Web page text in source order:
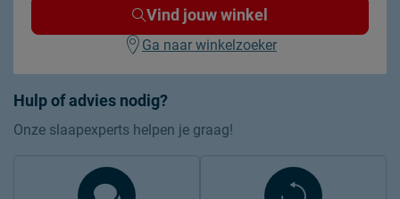
2 jaar garantie volgens CBW
voorwaarden
Hulp of advies nodig?
Onze slaapexperts helpen je graag!
Vind jouw winkel
Ga naar winkelzoeker